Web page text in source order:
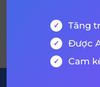
Tăng
Được
Cam